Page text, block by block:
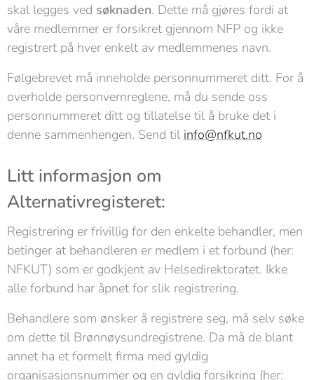
skal legges ved søknaden. Dette må gjøres fordi at
våre medlemmer er forsikret gjennom NFP og ikke
registrert på hver enkelt av medlemmenes navn.
Følgebrevet må inneholde personnummeret ditt. For å
overholde personvernreglene, må du sende oss
personnummeret ditt og tillatelse til å bruke det i
denne sammenhengen. Send til info@nfkut.no
Litt informasjon om
Alternativregisteret:
Registrering er frivillig for den enkelte behandler, men
betinger at behandleren er medlem i et forbund (her:
NFKUT) som er godkjent av Helsedirektoratet. Ikke
alle forbund har åpnet for slik registrering.
Behandlere som ønsker å registrere seg, må selv søke
om dette til Brønnøysundregistrene. Da må de blant
annet ha et formelt firma med gyldig
organisasjonsnummer og en gyldig forsikring (her: